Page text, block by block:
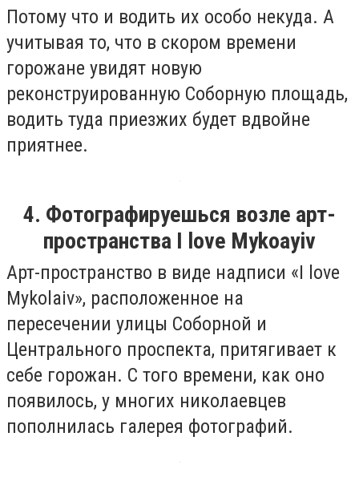
Потому что и водить их особо некуда. А
учитывая то, что в скором времени
горожане увидят новую
реконструированную Соборную площадь,
водить туда приезжих будет вдвойне
приятнее.
4. Фотографируешься возле арт-
пространства I love Mykoayiv
Арт-пространство в виде надписи «I love
Mykolaiv», расположенное на
пересечении улицы Соборной и
Центрального проспекта, притягивает к
себе горожан. С того времени, как оно
появилось, у многих николаевцев
пополнилась галерея фотографий.